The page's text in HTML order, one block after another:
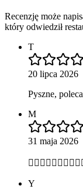
Recenzję może
który odwiedził
T
20 lipca 2026
Pyszne,
M
31 maja 2026
Y